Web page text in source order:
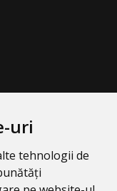
uri
tehnologii de